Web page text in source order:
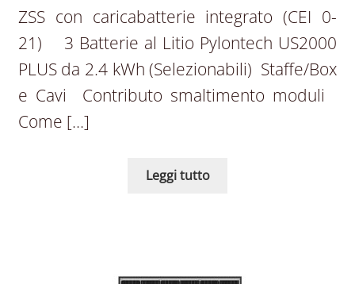
ZSS con caricabatterie integrato (CEI 0-
21) 3 Batterie al Litio Pylontech US2000
PLUS da 2.4 kWh (Selezionabili) Staffe/Box
e Cavi Contributo smaltimento moduli
Come […]
Leggi tutto